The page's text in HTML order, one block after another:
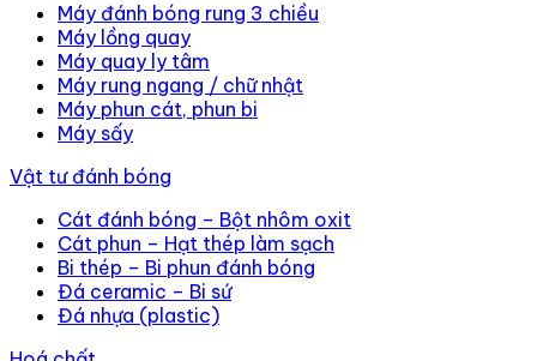
Máy đánh bóng rung 3 chiều
Máy lồng quay
Máy quay ly tâm
Máy rung ngang / chữ nhật
Máy phun cát, phun bi
Máy sấy
Vật tư đánh bóng
Cát đánh bóng – Bột nhôm oxit
Cát phun – Hạt thép làm sạch
Bi thép – Bi phun đánh bóng
Đá ceramic – Bi sứ
Đá nhựa (plastic)